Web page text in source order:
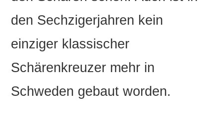
den Sechzigerjahren kein
einziger klassischer
Schärenkreuzer mehr in
Schweden gebaut worden.